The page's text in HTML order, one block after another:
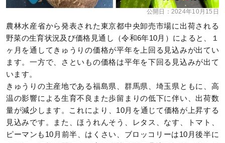
公開日： 2024年10月15日
農林水産省から発表された東京都中央卸売市場に出荷される
野菜の生育状況及び価格見通し（令和6年10月）によると、１
ヶ月を通してきゅうりの価格が平年を上回る見込みが出てい
ます。一方で、さといもの価格は平年を下回る見込みが出て
います。
きゅうりの主産地である福島県、群馬県、埼玉県ともに、高
温の影響による生育不良また歩留まりの低下に伴い、出荷数
量が減少します。これにより、10月を通じて価格が上昇する
見込みです。また、ほうれんそう、レタス、なす、トマト、
ピーマンも10月前半、はくさい、ブロッコリーは10月後半に